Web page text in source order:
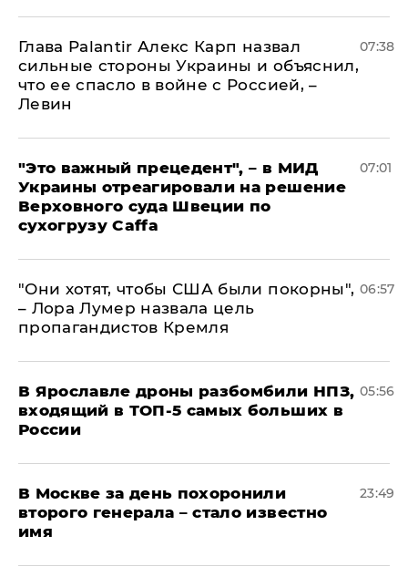
Глава Palantir Алекс Карп назвал
сильные стороны Украины и объяснил,
что ее спасло в войне с Россией, –
Левин
07:38
"Это важный прецедент", – в МИД
Украины отреагировали на решение
Верховного суда Швеции по
сухогрузу Caffa
07:01
"Они хотят, чтобы США были покорны",
– Лора Лумер назвала цель
пропагандистов Кремля
06:57
В Ярославле дроны разбомбили НПЗ,
входящий в ТОП-5 самых больших в
России
05:56
В Москве за день похоронили
второго генерала – стало известно
имя
23:49